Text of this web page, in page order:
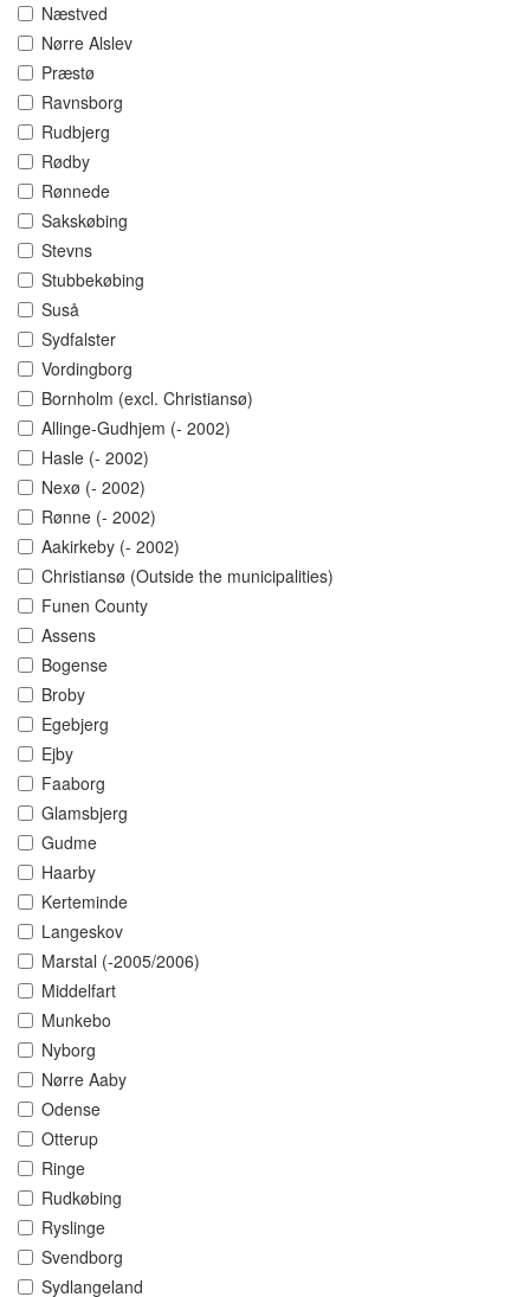
Næstved
Nørre Alslev
Præstø
Ravnsborg
Rudbjerg
Rødby
Rønnede
Sakskøbing
Stevns
Stubbekøbing
Suså
Sydfalster
Vordingborg
Bornholm (excl. Christiansø)
Allinge-Gudhjem (- 2002)
Hasle (- 2002)
Nexø (- 2002)
Rønne (- 2002)
Aakirkeby (- 2002)
Christiansø (Outside the municipalities)
Funen County
Assens
Bogense
Broby
Egebjerg
Ejby
Faaborg
Glamsbjerg
Gudme
Haarby
Kerteminde
Langeskov
Marstal (-2005/2006)
Middelfart
Munkebo
Nyborg
Nørre Aaby
Odense
Otterup
Ringe
Rudkøbing
Ryslinge
Svendborg
Sydlangeland